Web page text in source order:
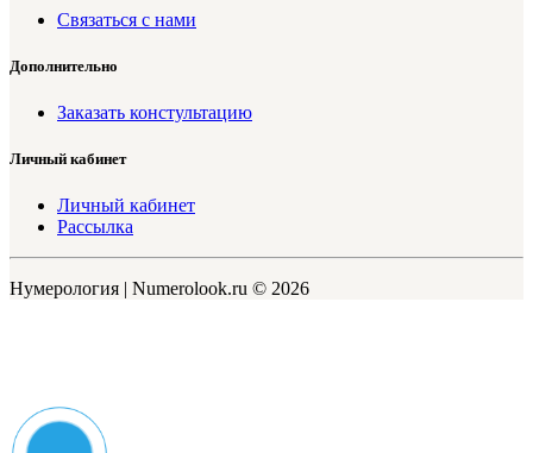
Связаться с нами
Дополнительно
Заказать констультацию
Личный кабинет
Личный кабинет
Рассылка
Нумерология | Numerolook.ru © 2026